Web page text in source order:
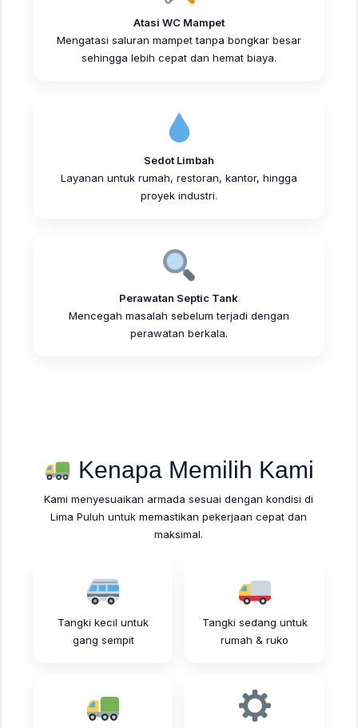
Atasi WC Mampet
Mengatasi saluran mampet tanpa bongkar besar
sehingga lebih cepat dan hemat biaya.
Sedot Limbah
Layanan untuk rumah, restoran, kantor, hingga
proyek industri.
Perawatan Septic Tank
Mencegah masalah sebelum terjadi dengan
perawatan berkala.
Kenapa Memilih Kami
Kami menyesuaikan armada sesuai dengan kondisi di
Lima Puluh untuk memastikan pekerjaan cepat dan
maksimal.
Tangki kecil untuk
gang sempit
Tangki sedang untuk
rumah & ruko